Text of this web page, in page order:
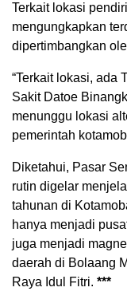
Terkait lokasi
mengungkapkan
dipertimbangkan
“Terkait lokasi, ada
Sakit Datoe
menunggu lokasi
pemerintah
Diketahui, Pasar
rutin digelar
tahunan di
hanya menjadi
juga menjadi
daerah di Bolaang
Raya Idul Fitri. ***